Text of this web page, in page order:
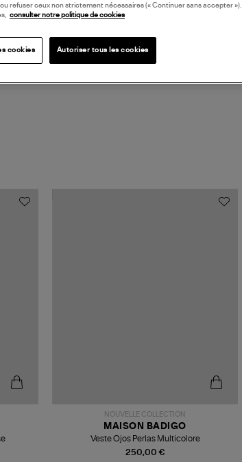
NOUVELLE COLLECTION
250,00 €
MAISON BADIGO
Veste Ojos Perlas Multicolore
ou refuser ceux non strictement nécessaires (« Continuer sans accepter »).
consulter notre politique de cookies
cookies Autoriser tous les cookies